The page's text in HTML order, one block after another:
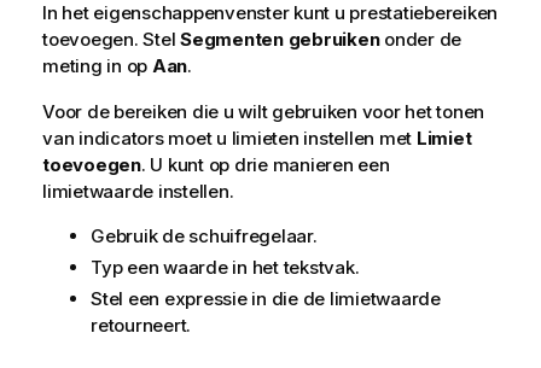
In het eigenschappenvenster kunt u prestatiebereiken
toevoegen. Stel Segmenten gebruikenonder de
meting in op Aan.
Voor de bereiken die u wilt gebruiken voor het tonen
van indicators moet u limieten instellen met Limiet
toevoegen. U kunt op drie manieren een
limietwaarde instellen.
Gebruik de schuifregelaar.
Typ een waarde in het tekstvak.
Stel een expressie in die de limietwaarde
retourneert.